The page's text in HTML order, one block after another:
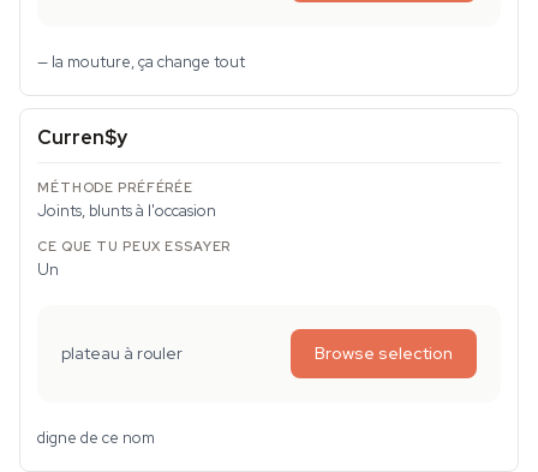
— la mouture, ça change tout
Curren$y
Joints, blunts à l'occasion
Un
plateau à rouler Browse selection
digne de ce nom